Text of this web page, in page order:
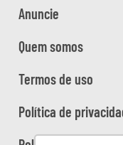
Anuncie
Quem somos
Termos de uso
Política de